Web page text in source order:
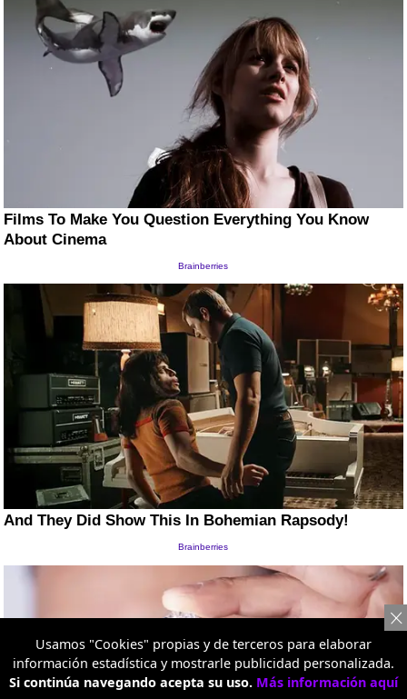
Usamos "Cookies" propias y de terceros para elaborar
información estadística y mostrarle publicidad personalizada.
Si continúa navegando acepta su uso. Más información aquí